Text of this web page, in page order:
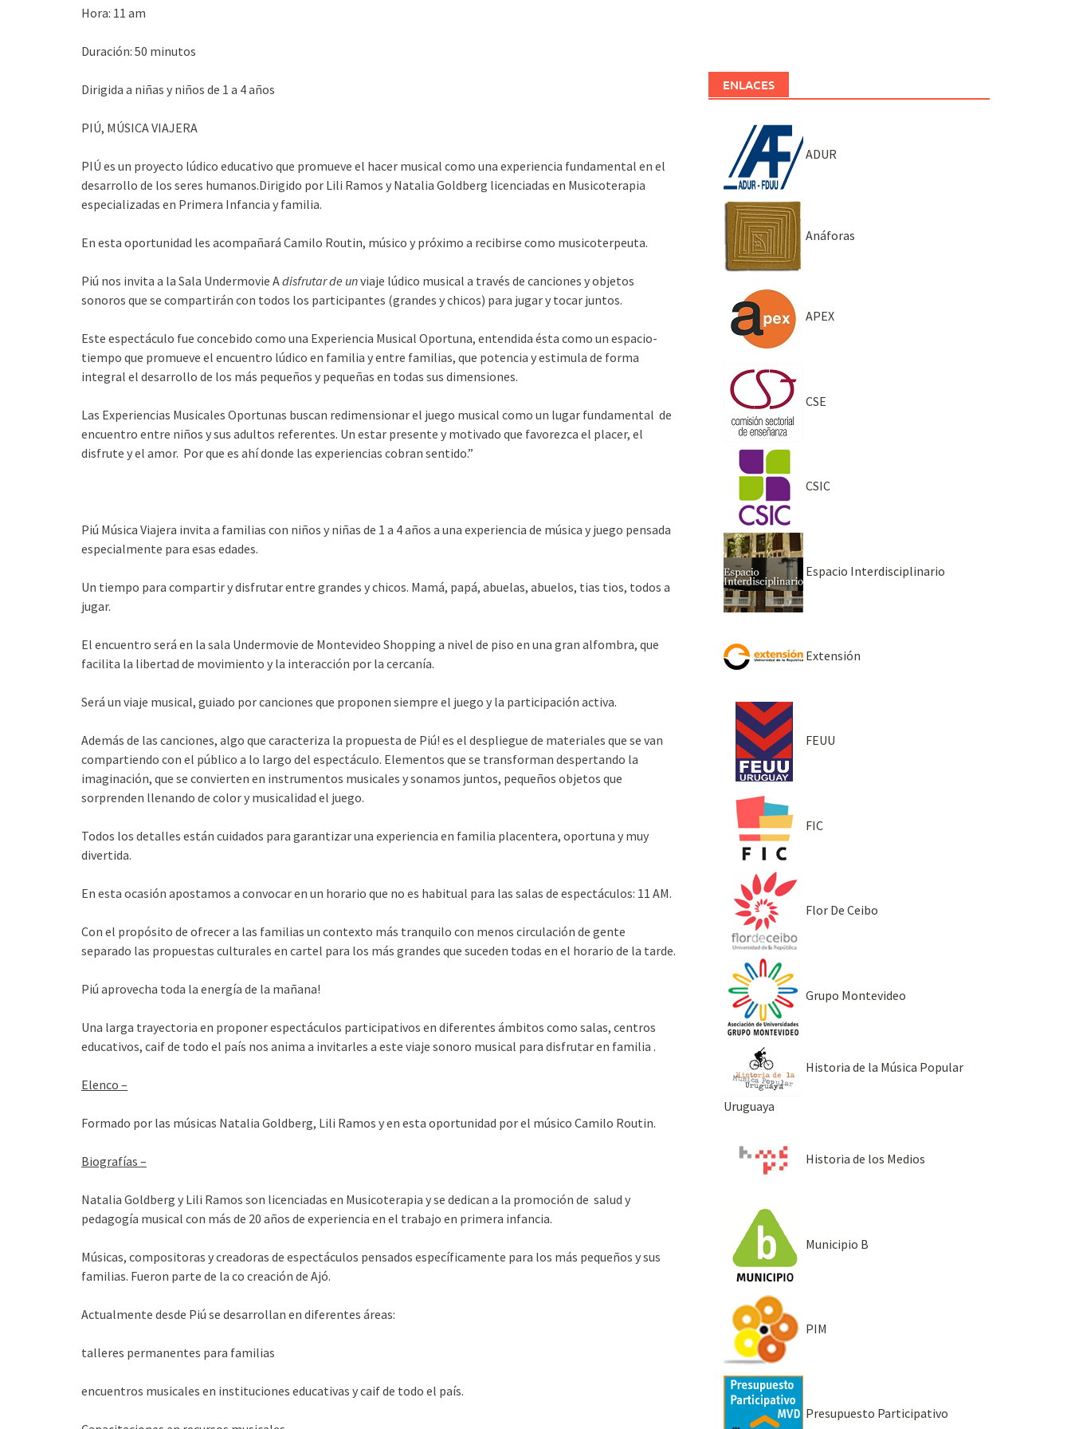
Hora: 11 am
Duración: 50 minutos
Dirigida a niñas y niños de 1 a 4 años
PIÚ, MÚSICA VIAJERA
PIÚ es un proyecto lúdico educativo que promueve el hacer musical como una experiencia fundamental en el
desarrollo de los seres humanos.Dirigido por Lili Ramos y Natalia Goldberg licenciadas en Musicoterapia
especializadas en Primera Infancia y familia.
En esta oportunidad les acompañará Camilo Routin, músico y próximo a recibirse como musicoterpeuta.
Piú nos invita a la Sala Undermovie Adisfrutar de unviaje lúdico musical a través de canciones y objetos
sonoros que se compartirán con todos los participantes (grandes y chicos) para jugar y tocar juntos.
Este espectáculo fue concebido como una Experiencia Musical Oportuna, entendida ésta como un espacio-
tiempo que promueve el encuentro lúdico en familia y entre familias, que potencia y estimula de forma
integral el desarrollo de los más pequeños y pequeñas en todas sus dimensiones.
Las Experiencias Musicales Oportunas buscan redimensionar el juego musical como un lugar fundamental de
encuentro entre niños y sus adultos referentes. Un estar presente y motivado que favorezca el placer, el
disfrute y el amor. Por que es ahí donde las experiencias cobran sentido.”
Piú Música Viajera invita a familias con niños y niñas de 1 a 4 años a una experiencia de música y juego pensada
especialmente para esas edades.
Un tiempo para compartir y disfrutar entre grandes y chicos. Mamá, papá, abuelas, abuelos, tias tios, todos a
jugar.
El encuentro será en la sala Undermovie de Montevideo Shopping a nivel de piso en una gran alfombra, que
facilita la libertad de movimiento y la interacción por la cercanía.
Será un viaje musical, guiado por canciones que proponen siempre el juego y la participación activa.
Además de las canciones, algo que caracteriza la propuesta de Piú! es el despliegue de materiales que se van
compartiendo con el público a lo largo del espectáculo. Elementos que se transforman despertando la
imaginación, que se convierten en instrumentos musicales y sonamos juntos, pequeños objetos que
sorprenden llenando de color y musicalidad el juego.
Todos los detalles están cuidados para garantizar una experiencia en familia placentera, oportuna y muy
divertida.
En esta ocasión apostamos a convocar en un horario que no es habitual para las salas de espectáculos: 11 AM.
Con el propósito de ofrecer a las familias un contexto más tranquilo con menos circulación de gente
separado las propuestas culturales en cartel para los más grandes que suceden todas en el horario de la tarde.
Piú aprovecha toda la energía de la mañana!
Una larga trayectoria en proponer espectáculos participativos en diferentes ámbitos como salas, centros
educativos, caif de todo el país nos anima a invitarles a este viaje sonoro musical para disfrutar en familia .
Elenco –
Formado por las músicas Natalia Goldberg, Lili Ramos y en esta oportunidad por el músico Camilo Routin.
Biografías –
Natalia Goldberg y Lili Ramos son licenciadas en Musicoterapia y se dedican a la promoción de salud y
pedagogía musical con más de 20 años de experiencia en el trabajo en primera infancia.
Músicas, compositoras y creadoras de espectáculos pensados específicamente para los más pequeños y sus
familias. Fueron parte de la co creación de Ajó.
Actualmente desde Piú se desarrollan en diferentes áreas:
talleres permanentes para familias
encuentros musicales en instituciones educativas y caif de todo el país.
ENLACES
ADUR
Anáforas
APEX
CSE
CSIC
Espacio Interdisciplinario
Extensión
FEUU
FIC
Flor De Ceibo
Grupo Montevideo
Historia de la Música Popular
Uruguaya
Historia de los Medios
Municipio B
PIM
Presupuesto Participativo